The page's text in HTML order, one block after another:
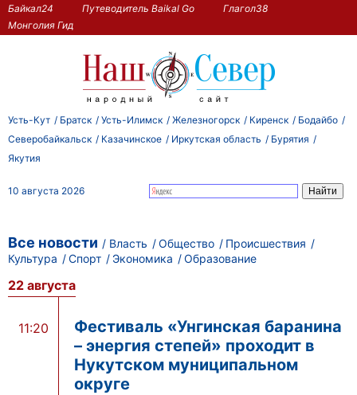
Байкал24 Путеводитель Baikal Go
Глагол38
Монголия Гид
Усть-Кут Братск Усть-Илимск Железногорск Киренск
Бодайбо
Северобайкальск
Казачинское Иркутская область
Бурятия
Якутия
10 августа 2026
Все новости Власть Общество
Происшествия
Культура
Спорт Экономика Образование
22 августа
11:20
Фестиваль «Унгинская баранина
– энергия степей» проходит в
Нукутском муниципальном
округе